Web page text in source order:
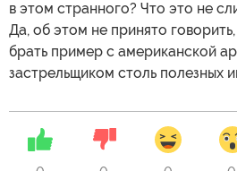
в этом странного? Что это не
Да, об этом не принято
брать пример с американской
застрельщиком столь полезных